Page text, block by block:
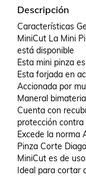
Descripción
Características
MiniCut La Mini
está disponible
Esta mini pinza
Esta forjada en
Accionada por
Maneral
Cuenta con
protección
Excede la norma
Pinza Corte
MiniCut es de
Ideal para cortar